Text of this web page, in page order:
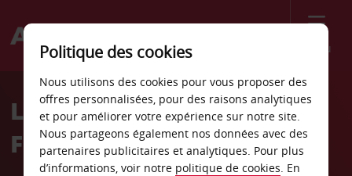
Menu
Welcome
AvisLocation de voiture
Frankenberg
Politique des cookies
Nous utilisons des cookies pour vous proposer des
offres personnalisées, pour des raisons analytiques
et pour améliorer votre expérience sur notre site.
Nous partageons également nos données avec des
partenaires publicitaires et analytiques. Pour plus
d’informations, voir notre politique de cookies. En